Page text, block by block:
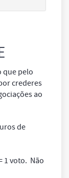
que pelo
crederes
ao
de
1 voto. Não